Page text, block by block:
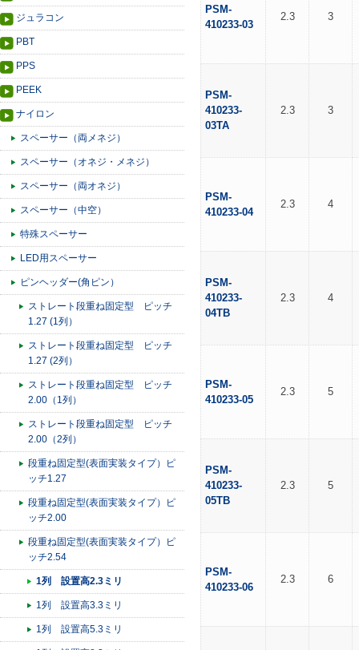
ジュラコン
PBT
PPS
PEEK
ナイロン
スペーサー（両メネジ）
スペーサー（オネジ・メネジ）
スペーサー（両オネジ）
スペーサー（中空）
特殊スペーサー
LED用スペーサー
ピンヘッダー(角ピン）
ストレート段重ね固定型 ピッチ
1.27 (1列）
ストレート段重ね固定型 ピッチ
1.27 (2列）
ストレート段重ね固定型 ピッチ
2.00（1列）
ストレート段重ね固定型 ピッチ
2.00（2列）
段重ね固定型(表面実装タイプ）ピ
ッチ1.27
段重ね固定型(表面実装タイプ）ピ
ッチ2.00
段重ね固定型(表面実装タイプ）ピ
ッチ2.54
1列 設置高2.3ミリ
1列 設置高3.3ミリ
1列 設置高5.3ミリ
PSM-
410233-03
2.3 3
PSM-
410233-
03TA
2.3 3
PSM-
410233-04
2.3 4
PSM-
410233-
04TB
2.3 4
PSM-
410233-05
2.3 5
PSM-
410233-
05TB
2.3 5
PSM-
410233-06
2.3 6